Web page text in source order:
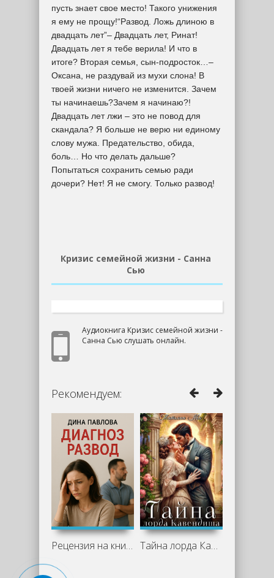
пусть знает свое место! Такого унижения
я ему не прощу!“Развод. Ложь длиною в
двадцать лет”– Двадцать лет, Ринат!
Двадцать лет я тебе верила! И что в
итоге? Вторая семья, сын-подросток…–
Оксана, не раздувай из мухи слона! В
твоей жизни ничего не изменится. Зачем
ты начинаешь?Зачем я начинаю?!
Двадцать лет лжи – это не повод для
скандала? Я больше не верю ни единому
слову мужа. Предательство, обида,
боль… Но что делать дальше?
Попытаться сохранить семью ради
дочери? Нет! Я не смогу. Только развод!
Кризис семейной жизни - Санна
Сью
Аудиокнига Кризис семейной жизни -
Санна Сью слушать онлайн.
Рекомендуем:
Рецензия на книгу "Диагноз развод" - Тайна лорда Кавендиша - Татьяна Ма